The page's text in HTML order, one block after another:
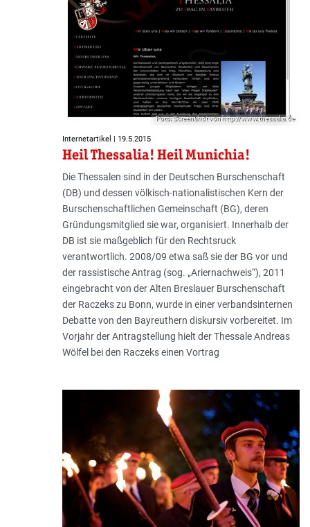
Foto: Screenshot von http://www.thessalia.de
Internetartikel | 19.5.2015
Heil Thessalia! Heil Munichia!
Die Thessalen sind in der Deutschen Burschenschaft
(DB) und dessen völkisch-nationalistischen Kern der
Burschenschaftlichen Gemeinschaft (BG), deren
Gründungsmitglied sie war, organisiert. Innerhalb der
DB ist sie maßgeblich für den Rechtsruck
verantwortlich. 2008/09 etwa saß sie der BG vor und
der rassistische Antrag (sog. „Ariernachweis“), 2011
eingebracht von der Alten Breslauer Burschenschaft
der Raczeks zu Bonn, wurde in einer verbandsinternen
Debatte von den Bayreuthern diskursiv vorbereitet. Im
Vorjahr der Antragstellung hielt der Thessale Andreas
Wölfel bei den Raczeks einen Vortrag